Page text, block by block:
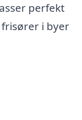
perfekt
i byer